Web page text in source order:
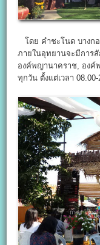
โดย คำชะโนด บางก
ภายในอุทยานจะมีการ
องค์พญานาคราช, องค์
ทุกวัน ตั้งแต่เวลา 08.00-